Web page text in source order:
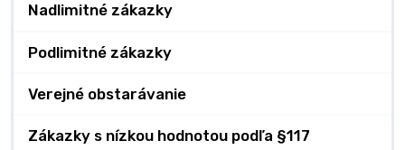
Nadlimitné zákazky
Podlimitné zákazky
Verejné obstarávanie
Zákazky s nízkou hodnotou podľa §117